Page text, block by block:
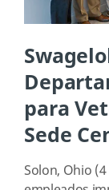
para
Sede
Solon, Ohio